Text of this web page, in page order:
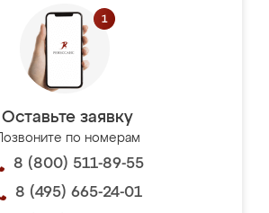
Оставьте заявку
Позвоните по номерам
8 (800) 511-89-55
8 (495) 665-24-01